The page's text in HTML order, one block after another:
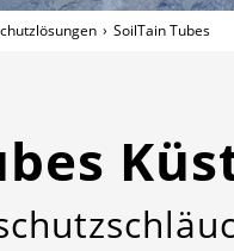
SoilTain Tubes